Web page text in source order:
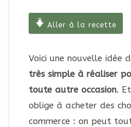
Aller à la recette
Voici une nouvelle idée
très simple à réaliser
toute autre occasion.
oblige à acheter des
commerce : on peut